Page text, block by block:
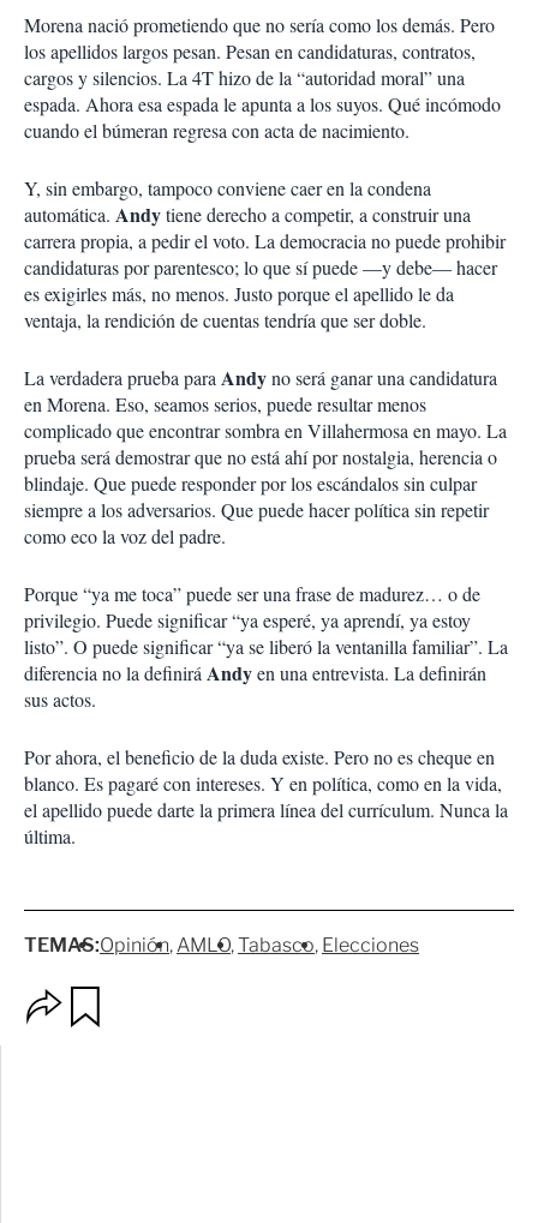
Morena nació prometiendo que no sería como los demás. Pero
los apellidos largos pesan. Pesan en candidaturas, contratos,
cargos y silencios. La 4T hizo de la “autoridad moral” una
espada. Ahora esa espada le apunta a los suyos. Qué incómodo
cuando el búmeran regresa con acta de nacimiento.
Y, sin embargo, tampoco conviene caer en la condena
automática. Andytiene derecho a competir, a construir una
carrera propia, a pedir el voto. La democracia no puede prohibir
candidaturas por parentesco; lo que sí puede —y debe— hacer
es exigirles más, no menos. Justo porque el apellido le da
ventaja, la rendición de cuentas tendría que ser doble.
La verdadera prueba para Andyno será ganar una candidatura
en Morena. Eso, seamos serios, puede resultar menos
complicado que encontrar sombra en Villahermosa en mayo. La
prueba será demostrar que no está ahí por nostalgia, herencia o
blindaje. Que puede responder por los escándalos sin culpar
siempre a los adversarios. Que puede hacer política sin repetir
como eco la voz del padre.
Porque “ya me toca” puede ser una frase de madurez… o de
privilegio. Puede significar “ya esperé, ya aprendí, ya estoy
listo”. O puede significar “ya se liberó la ventanilla familiar”. La
diferencia no la definirá Andyen una entrevista. La definirán
sus actos.
Por ahora, el beneficio de la duda existe. Pero no es cheque en
blanco. Es pagaré con intereses. Y en política, como en la vida,
el apellido puede darte la primera línea del currículum. Nunca la
última.
TEMAS:Opinión AMLO Tabasco Elecciones
p